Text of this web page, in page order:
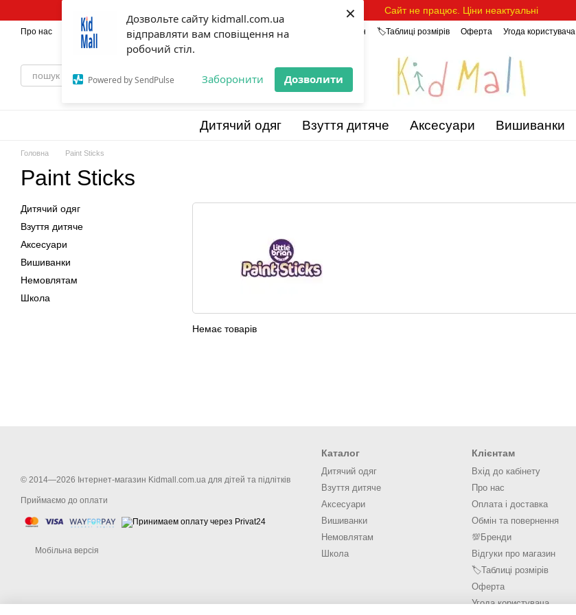
Дозвольте сайту kidmall.com.ua
відправляти вам сповіщення на
робочий стіл.
Powered by SendPulse Заборонити Дозволити
× Сайт не працює. Ціни неактуальні
Про нас Оплата і доставка Обмін та повернення 💯Бренди Відгуки про магазин 🏷️Таблиці розмірів Оферта Угода користувача
Дитячий одяг Взуття дитяче Аксесуари Вишиванки
Головна Paint Sticks
Paint Sticks
Немає товарів
Дитячий одяг
Взуття дитяче
Аксесуари
Вишиванки
Немовлятам
Школа
© 2014—2026 Інтернет-магазин Kidmall.com.ua для дітей та підлітків
Приймаємо до оплати
Мобільна версія
Каталог
Дитячий одяг
Взуття дитяче
Аксесуари
Вишиванки
Немовлятам
Школа
Клієнтам
Вхід до кабінету
Про нас
Оплата і доставка
Обмін та повернення
💯Бренди
Відгуки про магазин
🏷️Таблиці розмірів
Оферта
Угода користувача